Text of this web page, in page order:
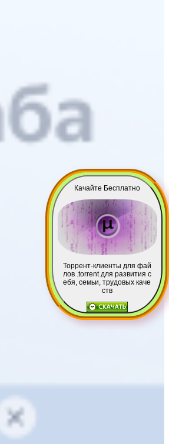
Качайте Бесплатно
Торрент-клиенты для фай
лов .torrent для развития с
ебя, семьи, трудовых каче
ств